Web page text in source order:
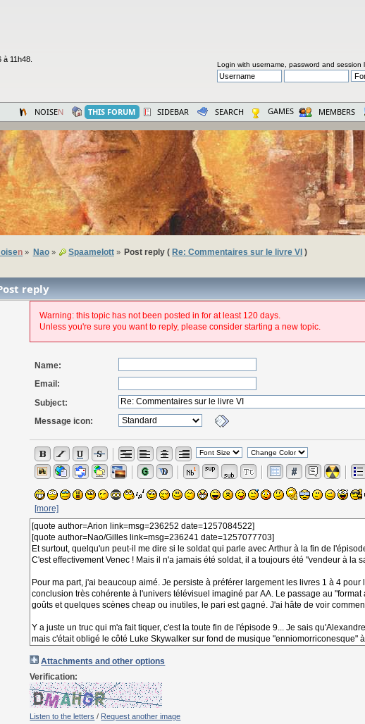
11h48.
Login with username, password and session
NOISEN THIS FORUM SIDEBAR SEARCH GAMES MEMBERS
n » Nao» Spaamelott» Post reply ( Re: Commentaires sur le livre VI )
reply
Warning: this topic has not been posted in for at least 120 days.
Unless you're sure you want to reply, please consider starting a new topic.
Name:
Email:
Subject:
Message icon:
[more]
Attachments and other options
Verification:
Listen to the letters / Request another image